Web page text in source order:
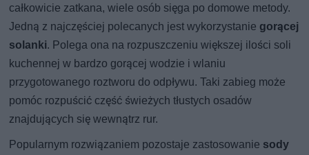
całkowicie zatkana, wiele osób sięga po domowe metody.
Jedną z najczęściej polecanych jest wykorzystanie gorącej
solanki. Polega ona na rozpuszczeniu większej ilości soli
kuchennej w bardzo gorącej wodzie i wlaniu
przygotowanego roztworu do odpływu. Taki zabieg może
pomóc rozpuścić część świeżych tłustych osadów
znajdujących się wewnątrz rur.
Popularnym rozwiązaniem pozostaje zastosowanie sody